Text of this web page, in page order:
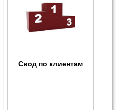
Свод по клиентам